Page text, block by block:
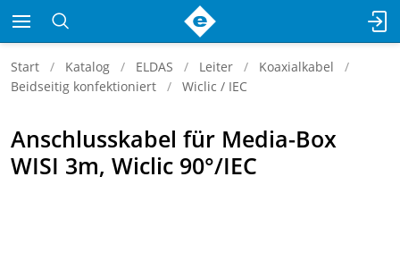
Start Katalog ELDAS Leiter
Koaxialkabel
Beidseitig konfektioniert
Wiclic / IEC
Anschlusskabel für Media-Box
WISI 3m, Wiclic 90°/IEC